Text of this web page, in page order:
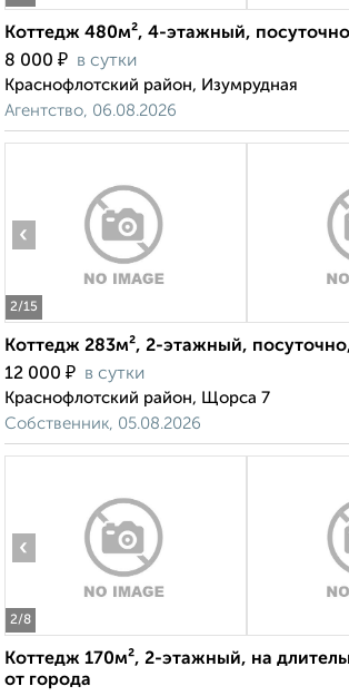
Коттедж 480м², 4-этажный,
8 000 ₽ в сутки
Краснофлотский район, Изумрудная
Агентство, 06.08.2026
2/15
‹
Коттедж 283м², 2-этажный,
12 000 ₽ в сутки
Краснофлотский район, Щорса 7
Собственник, 05.08.2026
2/8
‹
Коттедж 170м², 2-этажный, на
от города